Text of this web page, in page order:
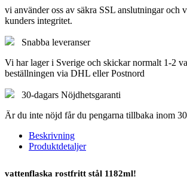
vi använder oss av säkra SSL anslutningar och
kunders integritet.
Snabba leveranser
Vi har lager i Sverige och skickar normalt 1-2
beställningen via DHL eller Postnord
30-dagars Nöjdhetsgaranti
Är du inte nöjd får du pengarna tillbaka inom
Beskrivning
Produktdetaljer
vattenflaska rostfritt stål 1182ml!